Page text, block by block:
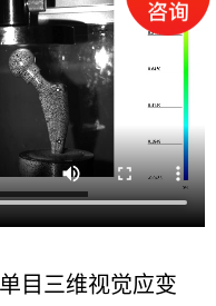
目三维视觉应变